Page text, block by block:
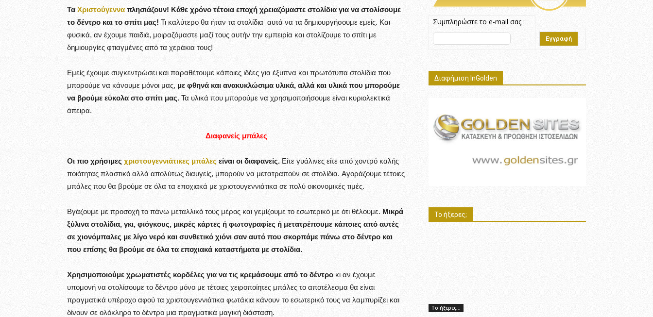
Τα Χριστούγεννα πλησιάζουν! Κάθε χρόνο τέτοια εποχή χρειαζόμαστε στολίδια για να στολίσουμε
το δέντρο και το σπίτι μας! Τι καλύτερο θα ήταν τα στολίδια αυτά να τα δημιουργήσουμε εμείς. Και
φυσικά, αν έχουμε παιδιά, μοιραζόμαστε μαζί τους αυτήν την εμπειρία και στολίζουμε το σπίτι με
δημιουργίες φτιαγμένες από τα χεράκια τους!
Εμείς έχουμε συγκεντρώσει και παραθέτουμε κάποιες ιδέες για έξυπνα και πρωτότυπα στολίδια που
μπορούμε να κάνουμε μόνοι μας, με φθηνά και ανακυκλώσιμα υλικά, αλλά και υλικά που μπορούμε
να βρούμε εύκολα στο σπίτι μας. Τα υλικά που μπορούμε να χρησιμοποιήσουμε είναι κυριολεκτικά
άπειρα.
Διαφανείς μπάλες
Οι πιο χρήσιμες χριστουγεννιάτικες μπάλες είναι οι διαφανείς. Είτε γυάλινες είτε από χοντρό καλής
ποιότητας πλαστικό αλλά απολύτως διαυγείς, μπορούν να μετατραπούν σε στολίδια. Αγοράζουμε τέτοιες
μπάλες που θα βρούμε σε όλα τα εποχιακά με χριστουγεννιάτικα σε πολύ οικονομικές τιμές.
Βγάζουμε με προσοχή το πάνω μεταλλικό τους μέρος και γεμίζουμε το εσωτερικό με ότι θέλουμε. Μικρά
ξύλινα στολίδια, γκι, φιόγκους, μικρές κάρτες ή φωτογραφίες ή μετατρέπουμε κάποιες από αυτές
σε χιονόμπαλες με λίγο νερό και συνθετικό χιόνι σαν αυτό που σκορπάμε πάνω στο δέντρο και
που επίσης θα βρούμε σε όλα τα εποχιακά καταστήματα με στολίδια.
Χρησιμοποιούμε χρωματιστές κορδέλες για να τις κρεμάσουμε από το δέντρο κι αν έχουμε
υπομονή να στολίσουμε το δέντρο μόνο με τέτοιες χειροποίητες μπάλες το αποτέλεσμα θα είναι
πραγματικά υπέροχο αφού τα χριστουγεννιάτικα φωτάκια κάνουν το εσωτερικό τους να λαμπυρίζει και
δίνουν σε ολόκληρο το δέντρο μια πραγματικά μαγική διάσταση.
Συμπληρώστε το e-mail σας :
Διαφήμιση InGolden
Το ήξερες;
Το ήξερες;;;